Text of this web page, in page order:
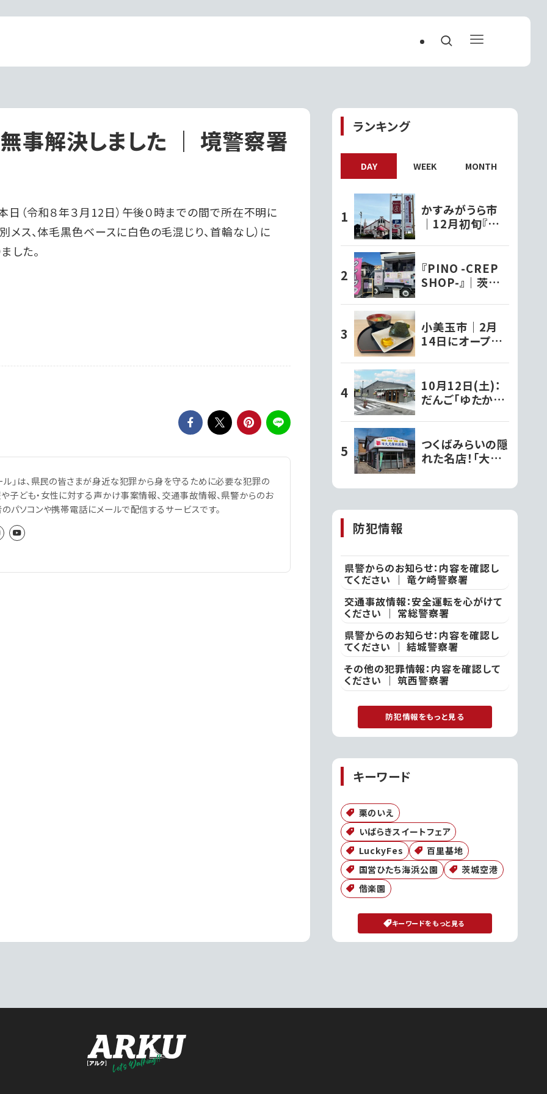
事解決しました ｜ 境警察署
日（令和８年３月12日）午後０時までの間で所在不明に
メス、体毛黒色ベースに白色の毛混じり、首輪なし）に
した。
ル」は、県民の皆さまが身近な犯罪から身を守るために必要な犯罪の
子ども・女性に対する声かけ事案情報、交通事故情報、県警からのお
パソコンや携帯電話にメールで配信するサービスです。
ランキング
DAY WEEK MONTH
かすみがうら市
｜12月初旬『神
ープンするみたい
『PINO -CREP
SHOP-』｜茨城
り
小美玉市｜2月
14日にオープン
おにぎり味噌汁セ
ットをいただきま
した!!
10月12日(土)：
だんご「ゆたか
子店『パティスリ
ーナカヤマ』がグ
ランドオープン!!
｜常総市
つくばみらいの隠
れた名店！「大久
品草餅を堪能!!
防犯情報
県警からのお知らせ：内容を確認し
てください ｜ 竜ケ崎警察署
交通事故情報：安全運転を心がけて
ください ｜ 常総警察署
県警からのお知らせ：内容を確認し
てください ｜ 結城警察署
その他の犯罪情報：内容を確認して
ください ｜ 筑西警察署
防犯情報をもっと見る
キーワード
栗のいえ
いばらきスイートフェア
LuckyFes
百里基地
国営ひたち海浜公園
茨城空港
偕楽園
キーワードをもっと見る